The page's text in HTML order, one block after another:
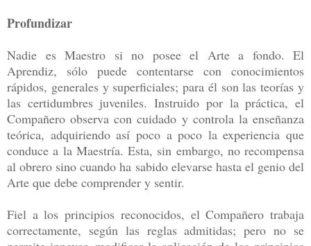
Profundizar
Nadie es Maestro si no posee el Arte a fondo. El
Aprendiz, sólo puede contentarse con conocimientos
rápidos, generales y superficiales; para él son las teorías y
las certidumbres juveniles. Instruido por la práctica, el
Compañero observa con cuidado y controla la enseñanza
teórica, adquiriendo así poco a poco la experiencia que
conduce a la Maestría. Esta, sin embargo, no recompensa
al obrero sino cuando ha sabido elevarse hasta el genio del
Arte que debe comprender y sentir.
Fiel a los principios reconocidos, el Compañero trabaja
correctamente, según las reglas admitidas; pero no se